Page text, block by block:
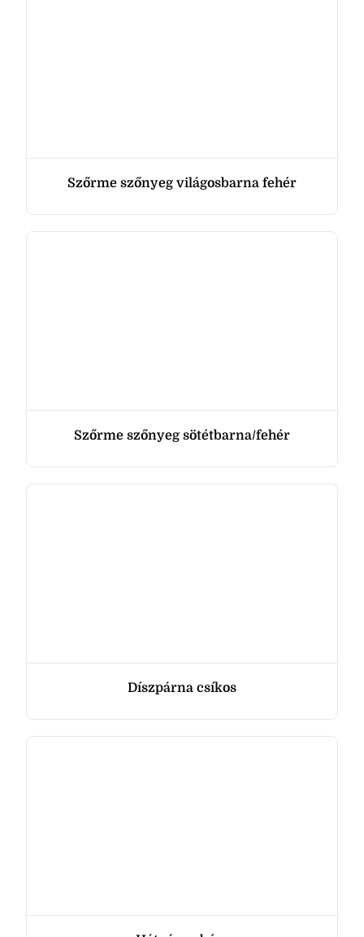
Szőrme szőnyeg világosbarna fehér
Szőrme szőnyeg sötétbarna/fehér
Díszpárna csíkos